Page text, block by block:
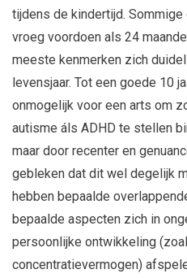
tijdens de kindertijd.
vroeg voordoen als 24
meeste kenmerken zich
levensjaar. Tot een goede 10
onmogelijk voor een arts om
autisme áls ADHD te stellen
maar door recenter en
gebleken dat dit wel degelijk
hebben bepaalde
bepaalde aspecten zich in
persoonlijke ontwikkeling
concentratievermogen)